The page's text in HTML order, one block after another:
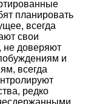
планировать
всегда
свои
не доверяют
и
всегда
редко